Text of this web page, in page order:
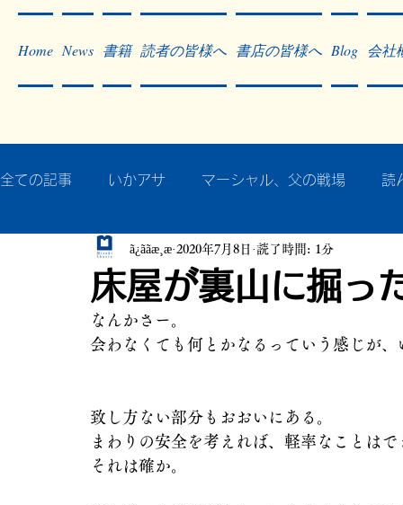
Home News 書籍 読者の皆様へ 書店の皆様へ Blog 会社
全ての記事 いかアサ マーシャル、父の戦場 読
秘蔵写真200枚でたどるアジア・太平洋戦争
作った本・作っている本
床屋が裏山に掘っ
ã¿ããæ¸æ 2020年7月8日 読了時間: 1分
なんかさー。
会わなくても何とかなるっていう感じが
致し方ない部分もおおいにある。
まわりの安全を考えれば、軽率なことはで
それは確か。